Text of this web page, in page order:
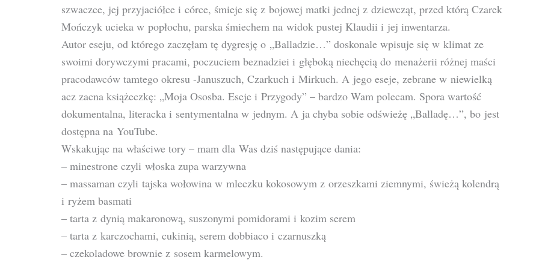
szwaczce, jej przyjaciółce i córce, śmieje się z bojowej matki jednej z dziewcząt, przed którą Czarek
Mończyk ucieka w popłochu, parska śmiechem na widok pustej Klaudii i jej inwentarza.
Autor eseju, od którego zaczęłam tę dygresję o „Balladzie…” doskonale wpisuje się w klimat ze
swoimi dorywczymi pracami, poczuciem beznadziei i głęboką niechęcią do menażerii różnej maści
pracodawców tamtego okresu -Januszuch, Czarkuch i Mirkuch. A jego eseje, zebrane w niewielką
acz zacna książeczkę: „Moja Ososba. Eseje i Przygody” – bardzo Wam polecam. Spora wartość
dokumentalna, literacka i sentymentalna w jednym. A ja chyba sobie odświeżę „Balladę…”, bo jest
dostępna na YouTube.
Wskakując na właściwe tory – mam dla Was dziś następujące dania:
– minestrone czyli włoska zupa warzywna
– massaman czyli tajska wołowina w mleczku kokosowym z orzeszkami ziemnymi, świeżą kolendrą
i ryżem basmati
– tarta z dynią makaronową, suszonymi pomidorami i kozim serem
– tarta z karczochami, cukinią, serem dobbiaco i czarnuszką
– czekoladowe brownie z sosem karmelowym.